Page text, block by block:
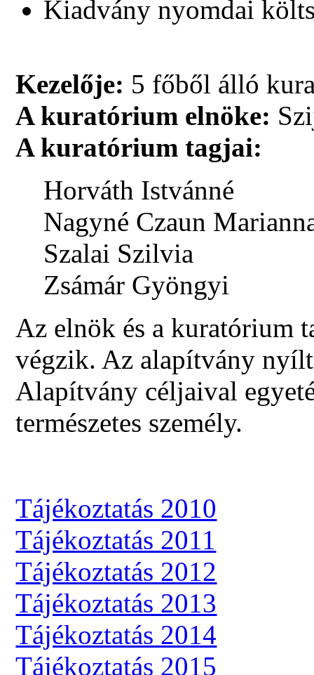
Kiadvány nyomdai
Kezelője: 5 főből álló
A kuratórium elnöke:
A kuratórium tagjai:
Horváth Istvánné
Nagyné Czaun
Szalai Szilvia
Zsámár Gyöngyi
Az elnök és a kuratórium
végzik. Az alapítvány
Alapítvány céljaival
természetes személy.
Tájékoztatás 2010
Tájékoztatás 2011
Tájékoztatás 2012
Tájékoztatás 2013
Tájékoztatás 2014
Tájékoztatás 2015